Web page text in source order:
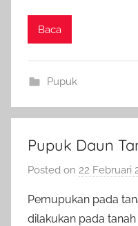
Baca
Pupuk
Pupuk Daun
Posted on 22 Februari
Pemupukan pada
dilakukan pada